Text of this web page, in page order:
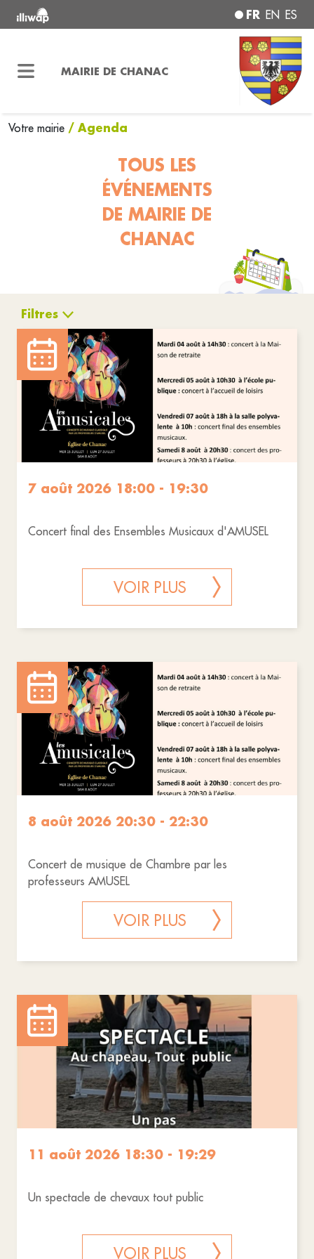
FR EN ES
MAIRIE DE CHANAC
Votre mairie / Agenda
TOUS LES
ÉVÉNEMENTS
DE MAIRIE DE
CHANAC
Filtres
Culture Animations Cérémonies
Réinitialiser les filtres
7 août 2026 18:00 - 19:30
Concert final des Ensembles Musicaux d'AMUSEL
VOIR PLUS
8 août 2026 20:30 - 22:30
Concert de musique de Chambre par les
professeurs AMUSEL
VOIR PLUS
11 août 2026 18:30 - 19:29
Un spectacle de chevaux tout public
VOIR PLUS